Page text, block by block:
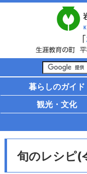
暮らしのガイド
観光・文化
旬のレシピ(